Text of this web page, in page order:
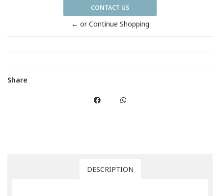
CONTACT US
← or Continue Shopping
Share
DESCRIPTION